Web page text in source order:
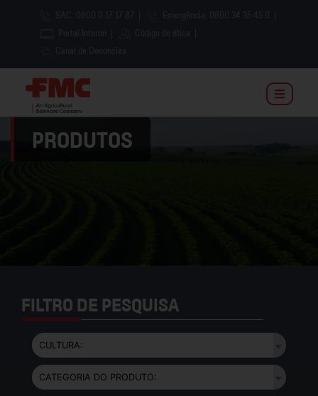
PRODUTOS
FILTRO DE PESQUISA